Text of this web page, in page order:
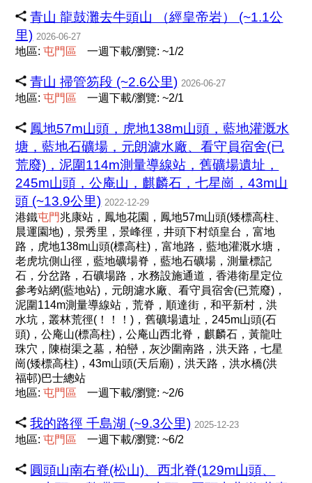
青山 龍鼓灘去牛頭山 （經皇帝岩） (~1.1公
里) 2026-06-27
地區:屯門 區 一週下載/瀏覽: ~1/2
青山 掃管笏段 (~2.6公里) 2026-06-27
地區:屯門 區 一週下載/瀏覽: ~2/1
鳳地57m山頭，虎地138m山頭，藍地灌溉水
塘，藍地石礦場，元朗濾水廠、看守員宿舍(已
荒廢)，泥圍114m測量導線站，舊礦場遺址，
245m山頭，公庵山，麒麟石，七星崗，43m山
頭 (~13.9公里) 2022-12-29
港鐵屯門兆康站，鳳地花園，鳳地57m山頭(矮標高柱、
晨運園地)，景秀里，景峰徑，井頭下村頌皇台，富地
路，虎地138m山頭(標高柱)，富地路，藍地灌溉水塘，
老虎坑側山徑，藍地礦場脊，藍地石礦場，測量標記
石，分岔路，石礦場路，水務設施通道，香港衛星定位
參考站網(藍地站)，元朗濾水廠、看守員宿舍(已荒廢)，
泥圍114m測量導線站，荒脊，順達街，和平新村，洪
水坑，叢林荒徑(！！！)，舊礦場遺址，245m山頭(石
頭)，公庵山(標高柱)，公庵山西北脊，麒麟石，黃龍吐
珠穴，陳樹渠之墓，柏巒，灰沙圍南路，洪天路，七星
崗(矮標高柱)，43m山頭(天后廟)，洪天路，洪水橋(洪
福邨)巴士總站
地區:屯門 區 一週下載/瀏覽: ~2/6
我的路徑 千島湖 (~9.3公里) 2025-12-23
地區:屯門 區 一週下載/瀏覽: ~6/2
圓頭山南右脊(松山)、西北脊(129m山頭、